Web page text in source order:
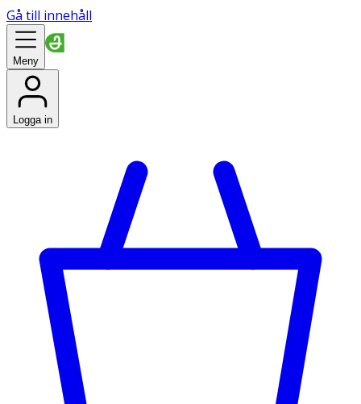
Gå till innehåll
Meny
Logga in